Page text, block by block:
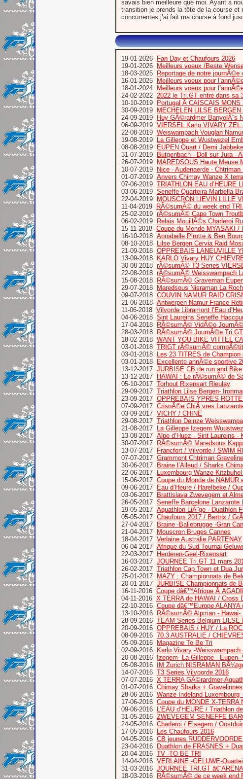
savais bien meilleure que moi. Ayant à
transition je prends la tête de la course
concurrentes j’ai fait ma course à fond
19-01-2026
Fan Day et Chaufours 2026
19-01-2026
Meilleurs voeux /Beste
18-03-2025
Reportage de notre journÃ©e
16-01-2025
Meilleurs voeux pour
18-01-2024
Meilleurs voeux pour
24-02-2022 2022 le Tri.GT entre dans sa
10-10-2019
Portugal Ã CAISCAIS
30-09-2019
MECHELEN LILSE
24-09-2019
Huy GÃ©rardmer BanyolÃ¨s
06-09-2019 VIERSEL Karlo VIVARY
22-08-2019 Weiswampach Vouglan Namur
19-08-2019
La Gilleppe et Wustwezel
08-08-2019
EUPEN Quart / Demi
31-07-2019
Butgenbach - Doll sur Jura -
26-07-2019
MAREDSOUS Haute Meuse
10-07-2019
Nice - Audenaerde -
01-07-2019 Anvers Chimay Wanze X
07-06-2019 TRIATHLON EAU d’HEURE
03-06-2019 Seneffe Quarteira Marbella
22-04-2019
MOUSCRON LIEVIN LILLE
11-04-2019
RÃ©sumÃ© du week end
25-02-2019 rÃ©sumÃ© Cape Town
06-02-2019
Relais MouillÃ©s Charleroi
15-11-2018 Coupe du Monde MYASAKI
16-10-2018 Annabelle Pirotte & Ben
08-10-2018
Lilse Bergen Cervia Raid
21-09-2018 OPPREBAIS LANEUVILLE
13-09-2018
KARLO Vivary HUY
30-08-2018 rÃ©sumÃ© T3 Series
22-08-2018 rÃ©sumÃ© Weisswampach
15-08-2018
RÃ©sumÃ© Graveman
29-07-2018
Maredsous Nisraman La
09-07-2018 COUVIN NAMUR RAID
21-06-2018 Antwerpen Namur France
11-06-2018 Vilvorde Libramont l’Eau
04-06-2018 Sint Laureins Seneffe
17-04-2018
RÃ©sumÃ© VidÃ©o
28-03-2018
RÃ©sumÃ© JournÃ©e
18-02-2018 WANT YOU BIKE VITTEL
03-01-2018 TRIGT rÃ©sumÃ©
03-01-2018
Les 23 TITRES de
03-01-2018
Excellente annÃ©e sportive
13-12-2017 JURBISE CB de run and
13-12-2017
HAWAI : Le rÃ©sumÃ© de
05-10-2017 Torhout Rixensart Rieulay
29-09-2017 Triathlon Lilse Bergen-
23-09-2017 OPPREBAIS YPRES
07-09-2017 CrisnÃ©e ChiÃ¨vres
03-09-2017 VICHY / CHINE
29-08-2017 Triathlon Deinze
21-08-2017
La Gilleppe Izegem
13-08-2017 Alpe d’Huez - Sint Laureins -
30-07-2017
RÃ©sumÃ© Maredsous
13-07-2017
Francfort / Vilvorde / SWIM
07-07-2017 Grammont Chtriman
30-06-2017
Braine l’Alleud / Sharks
22-06-2017
Luxembourg Wanze
15-06-2017 Coupe du Monde de NAMUR
09-06-2017
Eau d’Heure / Harelbeke /
03-06-2017
Brattislava Zwevegem et
26-05-2017 Seneffe Barcelone Lanzarote
19-05-2017 Aquathlon LiÃ¨ge - Duathlon
05-05-2017 Chaufours 2017 / Bertrix /
27-04-2017
Braine -Baliebrugge -Gran
21-04-2017
Mouscron Bruges Cannes
18-04-2017 Verlaine Australie PARTENAY
06-04-2017 Afrique du Sud Tournai
22-03-2017
Herderen-Geel-Rixensart
16-03-2017 JOURNEE Tri.GT 11 mars
26-02-2017 Triathlon Cap Town et Dua
25-01-2017
MAZY : Championnats de
20-01-2017 JURBISE Championnats de
16-11-2016 Coupe dâ€™Afrique Ã
04-11-2016 X TERRA de HAWAI / Cross
22-10-2016 Coupe dâ€™Europe ALANYA
13-10-2016
RÃ©sumÃ© Alpman - Hawai-
28-09-2016 TEAM Series Belgium LILSE
20-09-2016 OPPREBAIS / HUY / La
08-09-2016 70.3 AUSTRALIE /
05-09-2016
Magazine To Be Tri
02-09-2016
Karlo Vivary -
20-08-2016
Izegem- La Gilleppe -
05-08-2016
IM Zurich NISRAMAN
14-07-2016 T3 Series Vilvoorde 2016
07-07-2016 X TERRA GÃ©rardmer-
01-07-2016 Chimay Sharks +
28-06-2016 Wanze Indeland Luxembourg
17-06-2016 Coupe du MONDE X-
09-06-2016
L’EAU d’HEURE / Triathlon
31-05-2016 ZWEVEGEM SENEFFE
24-05-2016 Charleroi / Elsegem /
17-05-2016
Les Chaufours 2016
04-05-2016 CB jeunes
23-04-2016
Duathlon de FRASNES +
20-04-2016 TV -TO BE TRI
14-04-2016 VERLAINE -GELUWE-
31-03-2016 JOURNEE TRI.GT
18-03-2016
RÃ©sumÃ© de ce week end